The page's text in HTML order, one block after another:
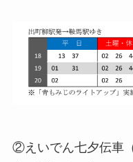
②えいでん七夕伝車